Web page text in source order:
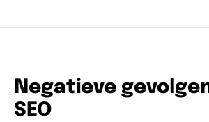
Negatieve
SEO